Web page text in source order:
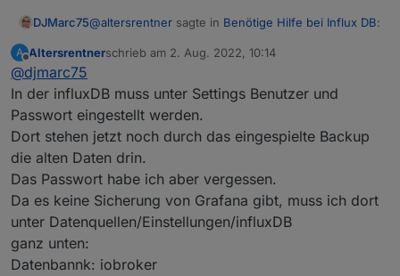
DJMarc75@altersrentner sagte in Benötige Hilfe bei Influx DB:
mir
Quatsch.
Aber jetzt zum Thema. Welche influxdb hast Du
denn nun installiert ? DIe 1er oder 2er?
Und welche hattest Du vorher ?
A
Offline
Altersrentnerschrieb am 2. Aug. 2022, 10:14
zuletzt editiert von
@djmarc75
In der influxDB muss unter Settings Benutzer und
Passwort eingestellt werden.
Dort stehen jetzt noch durch das eingespielte Backup
die alten Daten drin.
Das Passwort habe ich aber vergessen.
Da es keine Sicherung von Grafana gibt, muss ich dort
unter Datenquellen/Einstellungen/influxDB
ganz unten:
Datenbannk: iobroker